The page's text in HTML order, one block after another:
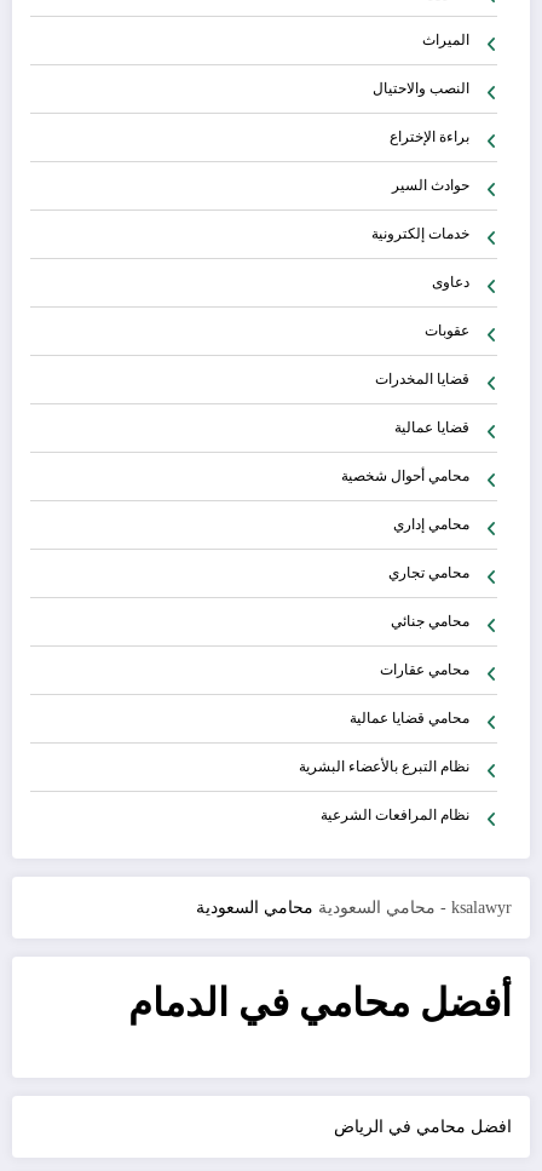
الميراث
النصب والاحتيال
براءة الإختراع
حوادث السير
خدمات إلكترونية
دعاوى
عقوبات
قضايا المخدرات
قضايا عمالية
محامي أحوال شخصية
محامي إداري
محامي تجاري
محامي جنائي
محامي عقارات
محامي قضايا عمالية
نظام التبرع بالأعضاء البشرية
نظام المرافعات الشرعية
ksalawyr - محامي السعودية محامي السعودية
أفضل محامي في الدمام
افضل محامي في الرياض